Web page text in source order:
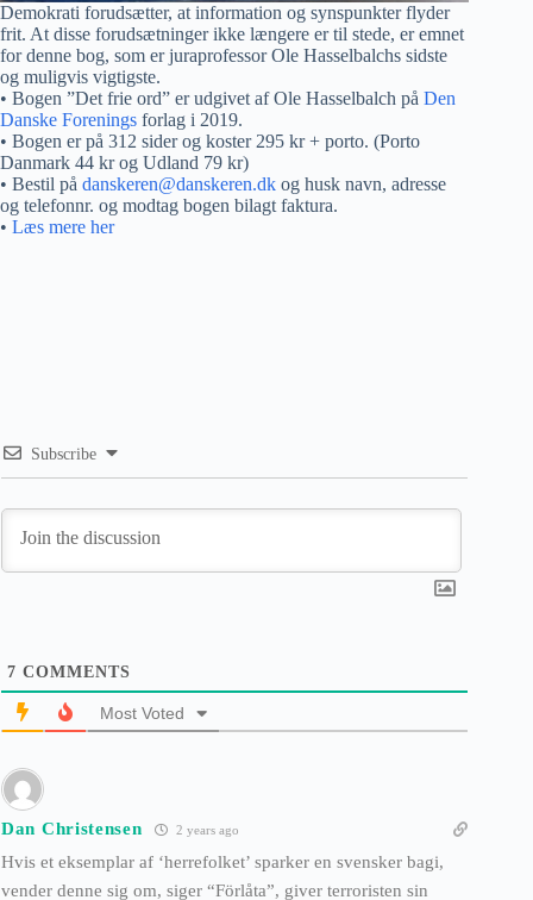
Demokrati forudsætter, at information og synspunkter flyder
frit. At disse forudsætninger ikke længere er til stede, er emnet
for denne bog, som er juraprofessor Ole Hasselbalchs sidste
og muligvis vigtigste.
• Bogen ”Det frie ord” er udgivet af Ole Hasselbalch på Den
Danske Forenings forlag i 2019.
• Bogen er på 312 sider og koster 295 kr + porto. (Porto
Danmark 44 kr og Udland 79 kr)
• Bestil på danskeren@danskeren.dk og husk navn, adresse
og telefonnr. og modtag bogen bilagt faktura.
• Læs mere her
Subscribe
7 COMMENTS
Most Voted
Dan Christensen 2 years ago
Hvis et eksemplar af ‘herrefolket’ sparker en svensker bagi,
vender denne sig om, siger “Förlåta”, giver terroristen sin